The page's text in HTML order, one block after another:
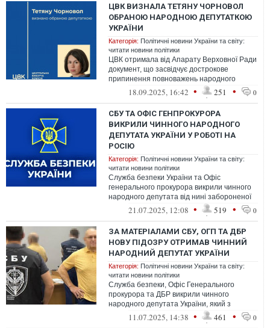
ЦВК ВИЗНАЛА ТЕТЯНУ ЧОРНОВОЛ
ОБРАНОЮ НАРОДНОЮ ДЕПУТАТКОЮ
УКРАЇНИ
Категорія: Політичні новини України та світу:
читати новини політики
ЦВК отримала від Апарату Верховної Ради
документ, що засвідчує дострокове
припинення повноважень народного
депутата України Андрія Парубія
18.09.2025, 16:42 • 251 • 0
СБУ ТА ОФІС ГЕНПРОКУРОРА
ВИКРИЛИ ЧИННОГО НАРОДНОГО
ДЕПУТАТА УКРАЇНИ У РОБОТІ НА
РОСІЮ
Категорія: Політичні новини України та світу:
читати новини політики
Служба безпеки України та Офіс
генерального прокурора викрили чинного
народного депутата від нині забороненої
партії ОПЗЖ Федора Христенка у
21.07.2025, 12:08 • 519 • 0
ЗА МАТЕРІАЛАМИ СБУ, ОГП ТА ДБР
НОВУ ПІДОЗРУ ОТРИМАВ ЧИННИЙ
НАРОДНИЙ ДЕПУТАТ УКРАЇНИ
Категорія: Політичні новини України та світу:
читати новини політики
Служба безпеки, Офіс Генерального
прокурора та ДБР викрили чинного
народного депутата України, який з
листопада 2024 року перебуває під вартою
11.07.2025, 14:38 • 461 • 0